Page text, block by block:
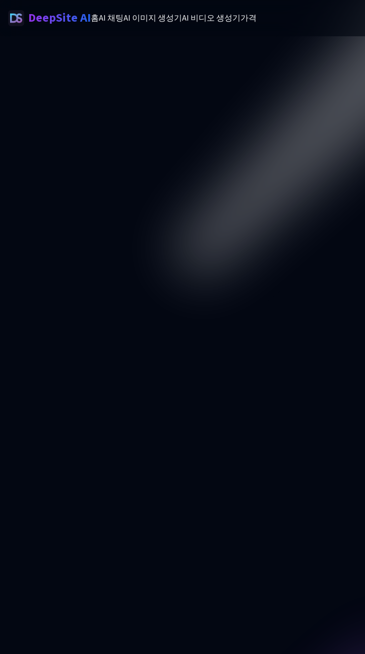
DeepSite AI홈AI 채팅AI 이미지 생성기AI 비디오 생성기가격